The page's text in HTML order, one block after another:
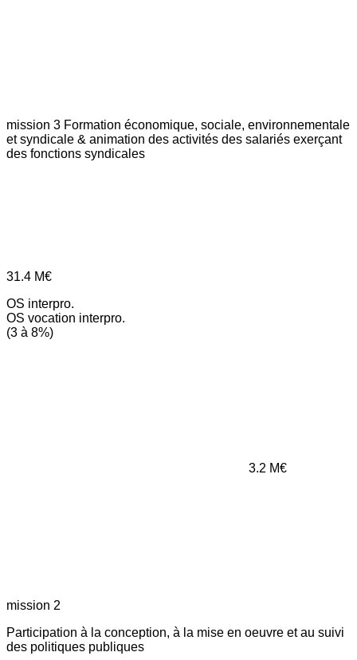
mission 3 Formation économique, sociale, environnementale
et syndicale & animation des activités des salariés exerçant
des fonctions syndicales
31.4 M€
OS interpro.
OS vocation interpro.
(3 à 8%)
3.2 M€
mission 2
Participation à la conception, à la mise en oeuvre et au suivi
des politiques publiques